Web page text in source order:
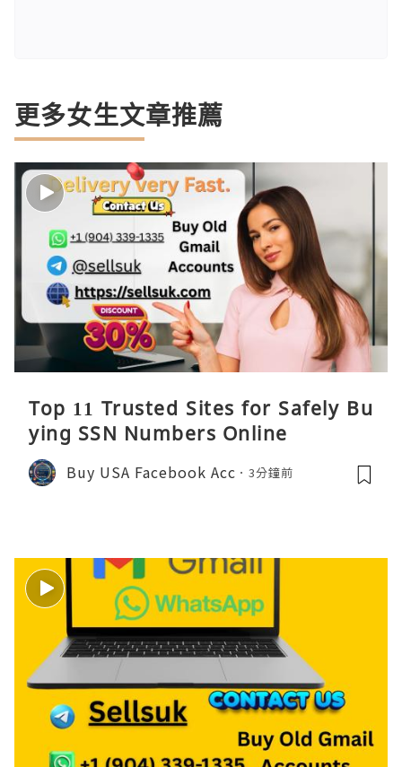
更多女生文章推薦
Top 11 Trusted Sites for Safely Bu
ying SSN Numbers Online
Buy USA Facebook Acc 3分鐘前